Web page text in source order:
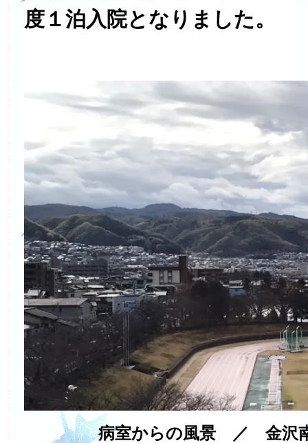
度１泊入院となりました。
病室からの風景 ／ 金沢